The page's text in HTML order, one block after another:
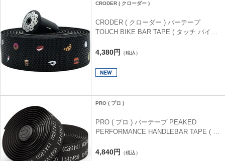
CRODER ( クローダー )
CRODER ( クローダー ) バーテープ
TOUCH BIKE BAR TAPE ( タッチ バイク
4,380円 （税込）
PRO ( プロ )
PRO ( プロ ) バーテープ PEAKED
PERFORMANCE HANDLEBAR TAPE ( ピ
プ ) ブラック/ホワイト 2.5mm
4,840円 （税込）